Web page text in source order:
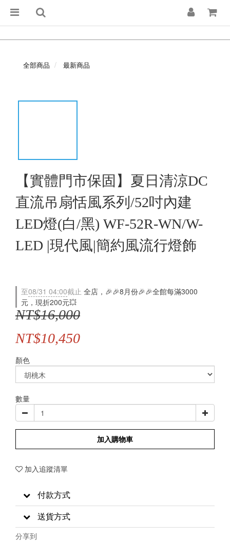
全部商品 最新商品
【實體門市保固】夏日清涼DC
直流吊扇恬風系列/52吋內建
LED燈(白/黑) WF-52R-WN/W-
LED |現代風|簡約風流行燈飾
至08/31 04:00截止 全店，🎉🎉8月份🎉🎉全館每滿3000
元，現折200元💥
NT$16,000
NT$10,450
顏色
數量
加入購物車
加入追蹤清單
付款方式
送貨方式
分享到